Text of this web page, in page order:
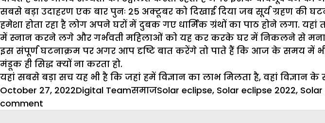
सबसे बड़ा उदाहरण एक बार पुनः 25 अक्टूबर को दिखाई दिया जब सूर्य ग्रहण की
हमेशा होता रहा है लोग अपने घरों में दुबक गए धार्मिक ग्रंथों का पाठ होने लगा. यहां
में स्नान करने लगे और गर्भवती महिलाओं को यह कर करके घर में निकलने से
इस संपूर्ण घटनाक्रम पर अगर आप दृष्टि बात करेंगे तो पाते हैं कि आज के समय में
मंडूक ही सिद्ध क्यों ना करता हो.
यहां सबसे बड़ा सच यह भी है कि जहां हमें विज्ञान का लाभ मिलता है, वहां
Posted
on
October 27, 2022Author
Digital TeamCategories
समाजTags
Solar eclipse, Solar eclipse 2022,
comment